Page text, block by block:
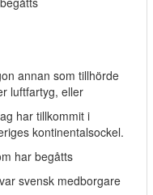
annan som tillhörde
luftfartyg, eller
har tillkommit i
kontinentalsockel.
har begåtts
svensk medborgare